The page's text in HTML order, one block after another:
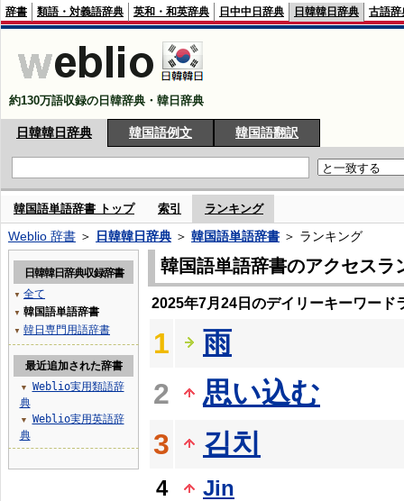
辞書 類語・対義語辞典 英和・和英辞典 日中中日辞典 日韓韓日辞典 古語辞
約130万語収録の日韓辞典・韓日辞典
日韓韓日辞典 韓国語例文 韓国語翻訳
韓国語単語辞書 トップ 索引 ランキング
Weblio 辞書 ＞ 日韓韓日辞典 ＞ 韓国語単語辞書 ＞ ランキング
韓国語単語辞書のアクセスラ
2025年7月24日のデイリーキーワード
1
雨
2
思い込む
3
김치
4
Jin
日韓韓日辞典収録辞書
▼ 全て
▼ 韓国語単語辞書
▼ 韓日専門用語辞書
最近追加された辞書
▼
Weblio実用類語辞
典
▼
Weblio実用英語辞
典